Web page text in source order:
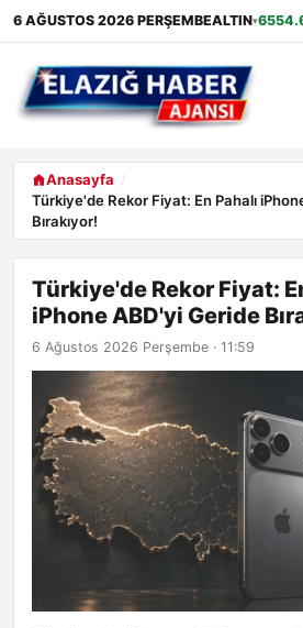
6 AĞUSTOS 2026 PERŞEMBEALTIN▾
ANASAYFA
GÜNDEM
SAĞLIK
ALIŞVERIŞ
Anasayfa
Türkiye'de Rekor Fiyat: En Pahalı
Bırakıyor!
Türkiye'de Rekor Fiyat:
iPhone ABD'yi Geride
6 Ağustos 2026 Perşembe · 11:59